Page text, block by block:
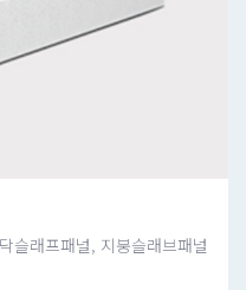
슬래프패널, 지붕슬래브패널